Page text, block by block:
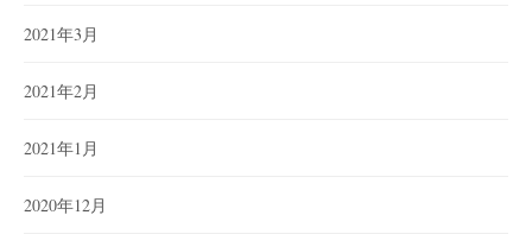
2021年3月
2021年2月
2021年1月
2020年12月